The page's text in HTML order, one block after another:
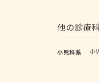
他の診療
小児科系 小